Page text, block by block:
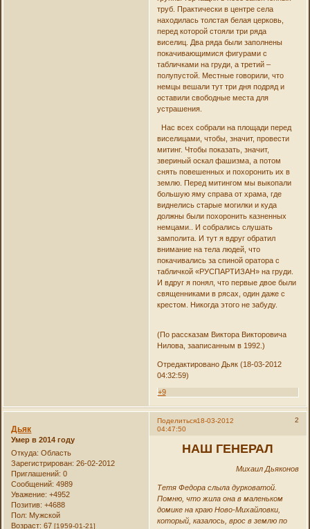
труб. Практически в центре села
находилась толстая белая церковь,
перед которой стояли три ряда
виселиц. Два ряда были заполнены
покачивающимися фигурами с
табличками на груди, а третий –
полупустой. Местные говорили, что
немцы вешали тут три дня подряд и
оставили свободные места для
устрашения.
Нас всех собрали на площади перед
виселицами, чтобы, значит, провести
митинг. Чтобы показать, значит,
звериный оскал фашизма, а потом
снять повешенных и похоронить их в
землю. Перед митингом мы выкопали
большую яму справа от храма, где
виднелись старые могилки и куда
должны были похоронить казненных
немцами.. И собрались слушать
замполита. И тут я вдруг обратил
внимание на тела людей, что
покачивались за спиной оратора с
табличкой «РУСПАРТИЗАН» на груди.
И вдруг я понял, что первые двое были
священниками в рясах, один даже с
крестом. Никогда этого не забуду.
(По рассказам Виктора Викторовича
Нилова, зааписанным в 1992.)
Отредактировано Дьяк (18-03-2012
04:32:59)
+9
Поделиться 2
18-03-2012
04:47:50
Дьяк
Умер в 2014 году
Откуда: Область
Зарегистрирован: 26-02-2012
Приглашений: 0
Сообщений: 4989
Уважение: +4952
Позитив: +4688
Пол: Мужской
Возраст: 67[1959-01-21]
НАШ ГЕНЕРАЛ
Михаил Дьяконов
Тетя Федора слыла дурковатой.
Помню, что жила она в маленьком
домике на краю Ново-Михайловки,
который, казалось, врос в землю по